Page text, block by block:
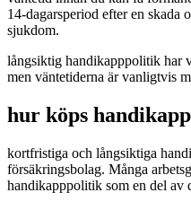
14-dagarsperiod efter en skada
sjukdom.
långsiktig handikapppolitik har
men väntetiderna är vanligtvis
hur köps
kortfristiga och långsiktiga
försäkringsbolag. Många
handikapppolitik som en del av